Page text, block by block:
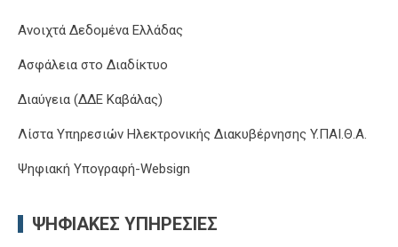
Ανοιχτά Δεδομένα Ελλάδας
Ασφάλεια στο Διαδίκτυο
Διαύγεια (ΔΔΕ Καβάλας)
Λίστα Υπηρεσιών Ηλεκτρονικής Διακυβέρνησης Y.ΠΑΙ.Θ.Α.
Ψηφιακή Υπογραφή-Websign
ΨΗΦΙΑΚΈΣ ΥΠΗΡΕΣΊΕΣ